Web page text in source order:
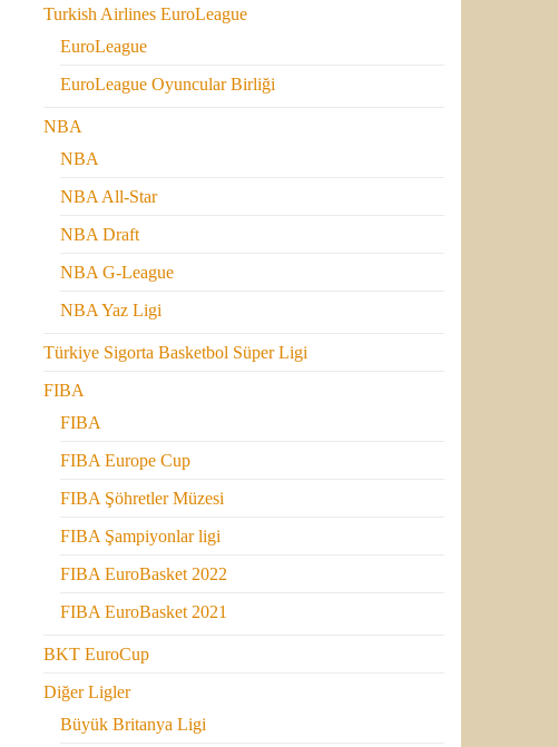
Turkish Airlines EuroLeague
EuroLeague
EuroLeague Oyuncular Birliği
NBA
NBA
NBA All-Star
NBA Draft
NBA G-League
NBA Yaz Ligi
Türkiye Sigorta Basketbol Süper Ligi
FIBA
FIBA
FIBA Europe Cup
FIBA Şöhretler Müzesi
FIBA Şampiyonlar ligi
FIBA EuroBasket 2022
FIBA EuroBasket 2021
BKT EuroCup
Diğer Ligler
Büyük Britanya Ligi